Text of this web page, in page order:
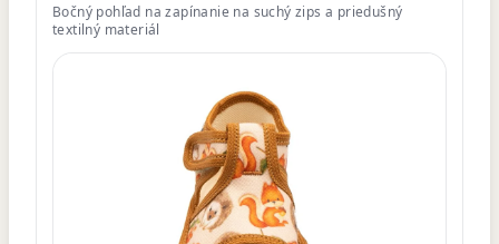
Bočný pohľad na zapínanie na suchý zips a priedušný
textilný materiál